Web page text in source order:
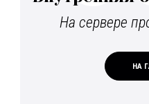
На сервере
НА